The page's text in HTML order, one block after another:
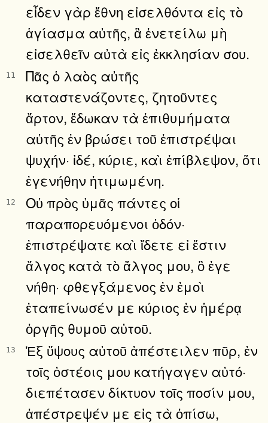
εἶδεν γὰρ ἔθνη εἰσελθόντα εἰς τὸ
ἁγίασμα αὐτῆς, ἃ ἐνετείλω μὴ
εἰσελθεῖν αὐτὰ εἰς ἐκκλησίαν σου.
11
Πᾶς ὁ λαὸς αὐτῆς
καταστενάζοντες, ζητοῦντες
ἄρτον, ἔδωκαν τὰ ἐπιθυμήματα
αὐτῆς ἐν βρώσει τοῦ ἐπιστρέψαι
ψυχήν· ἰδέ, κύριε, καὶ ἐπίβλεψον, ὅτι
ἐγενήθην ἠτιμωμένη.
12
Οὐ πρὸς ὑμᾶς πάντες οἱ
παραπορευόμενοι ὁδόν·
ἐπιστρέψατε καὶ ἴδετε εἰ ἔστιν
ἄλγος κατὰ τὸ ἄλγος μου, ὃ ἐγε
νήθη· φθεγξάμενος ἐν ἐμοὶ
ἐταπείνωσέν με κύριος ἐν ἡμέρᾳ
ὀργῆς θυμοῦ αὐτοῦ.
13
Ἐξ ὕψους αὐτοῦ ἀπέστειλεν πῦρ, ἐν
τοῖς ὀστέοις μου κατήγαγεν αὐτό·
διεπέτασεν δίκτυον τοῖς ποσίν μου,
ἀπέστρεψέν με εἰς τὰ ὀπίσω,